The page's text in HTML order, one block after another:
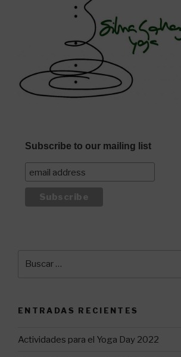
Subscribe to our mailing list
ENTRADAS RECIENTES
Actividades para el Yoga Day 2022